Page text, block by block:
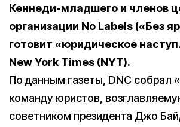
Кеннеди-младшего и членов
организации No Labels («Без
готовит «юридическое
New York Times (NYT).
По данным газеты, DNC собрал
команду юристов,
советником президента Джо